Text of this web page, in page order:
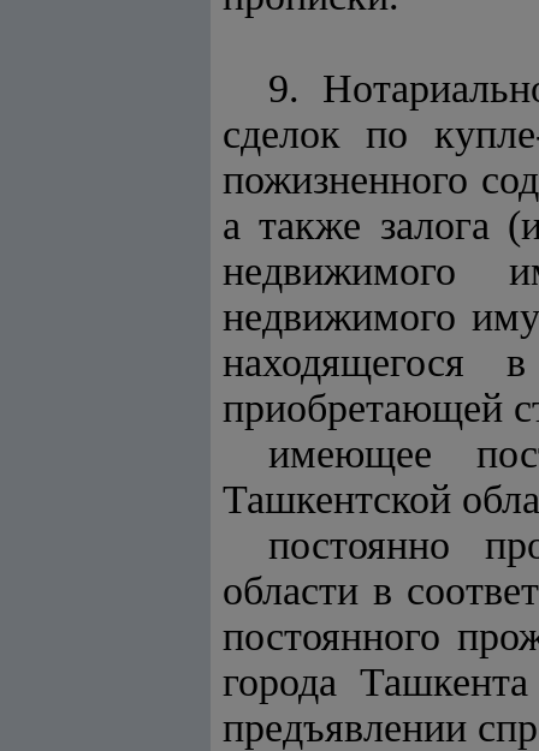
9.
сделок по
пожизненного
а также залога
недвижимого
недвижимого
находящегося
приобретающей
имеющее
Ташкентской
постоянно
области в
постоянного
города
предъявлении